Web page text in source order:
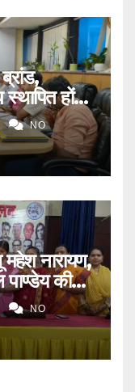
होंगे
NO
महेश नारायण,
पाण्डेय की
पर
NO